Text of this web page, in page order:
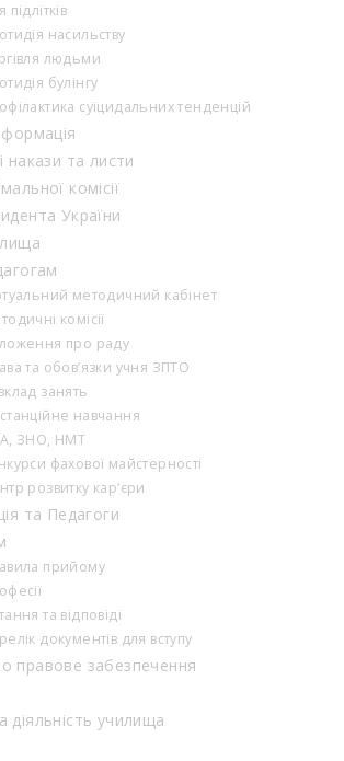
підлітків
насильству
людьми
булінгу
суїцидальних тенденцій
накази та листи
комісії
України
методичний кабінет
комісії
про раду
та обов’язки учня ЗПТО
занять
навчання
ЗНО, НМТ
фахової майстерності
розвитку кар’єри
та Педагоги
прийому
та відповіді
документів для вступу
правове забезпечення
діяльність училища